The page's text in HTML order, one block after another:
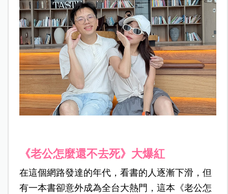
《老公怎麼還不去死》大爆紅
在這個網路發達的年代，看書的人逐漸下滑，但
有一本書卻意外成為全台大熱門，這本《老公怎